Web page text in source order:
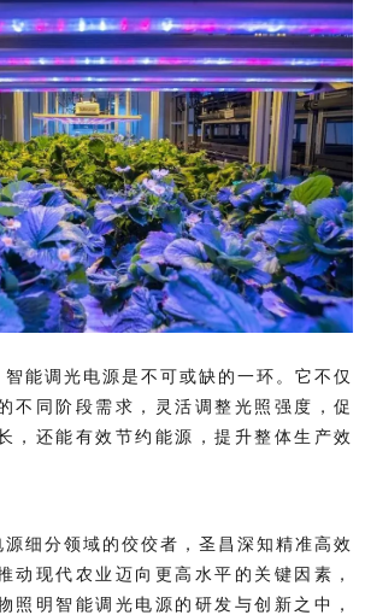
能调光电源是不可或缺的一环。它不仅
不同阶段需求，灵活调整光照强度，促
，还能有效节约能源，提升整体生产效
细分领域的佼佼者，圣昌深知精准高效
动现代农业迈向更高水平的关键因素，
照明智能调光电源的研发与创新之中，